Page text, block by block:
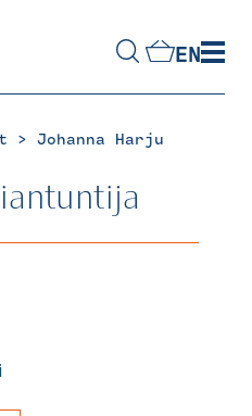
EN
> Johanna Harju